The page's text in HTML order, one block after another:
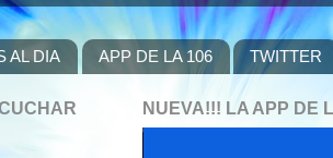
AL DIA APP DE LA 106 TWITTER
NUEVA!!! LA APP DE